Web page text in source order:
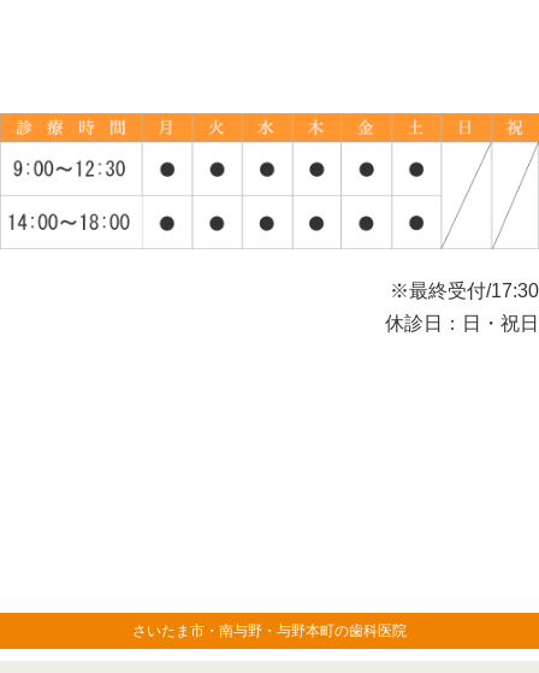
※最終受付/17:30
休診日：日・祝日
さいたま市・南与野・与野本町の歯科医院